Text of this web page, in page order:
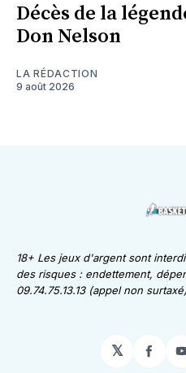
Décès de la
Don Nelson
LA RÉDACTION
9 août 2026
18+ Les jeux d'argent sont
des risques : endettement,
09.74.75.13.13 (appel non
𝕏